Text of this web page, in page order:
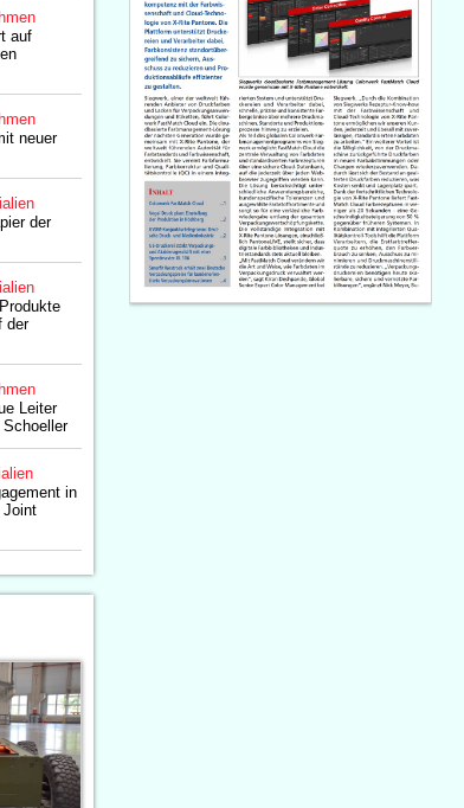
auf
neuer
der
der
Leiter
in
Joint